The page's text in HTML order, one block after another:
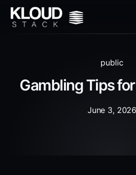
public
Gambling Tips
June 3, 2026